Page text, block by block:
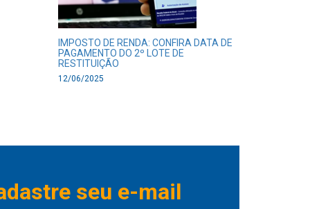
IMPOSTO DE RENDA: CONFIRA DATA DE
PAGAMENTO DO 2º LOTE DE
RESTITUIÇÃO
12/06/2025
seu e-mail